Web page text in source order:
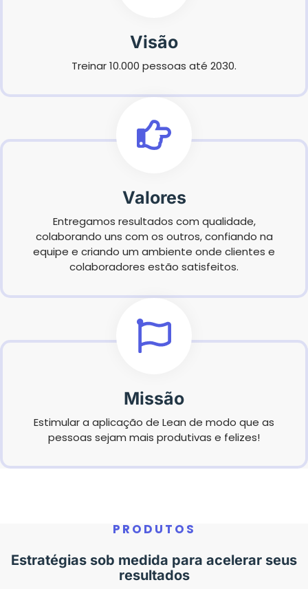
AGENDE SEU DIAGNÓSTICO GRATUITO
Visão
Treinar 10.000 pessoas até 2030.
Valores
Entregamos resultados com qualidade,
colaborando uns com os outros, confiando na
equipe e criando um ambiente onde clientes e
colaboradores estão satisfeitos.
Missão
Estimular a aplicação de Lean de modo que as
pessoas sejam mais produtivas e felizes!
PRODUTOS
Estratégias sob medida para acelerar seus
resultados